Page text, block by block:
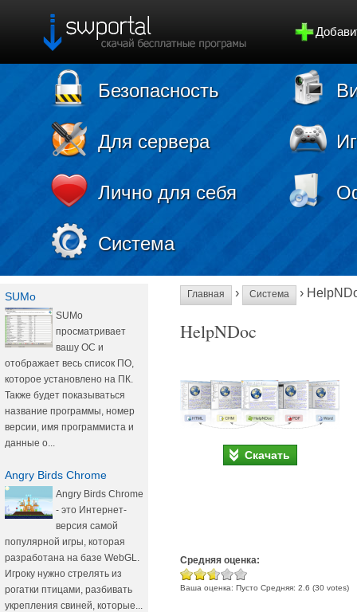
Безопасность
Для сервера
Лично для себя
Система
SUMo
SUMo
просматривает
вашу ОС и
отображает весь список ПО,
которое установлено на ПК.
Также будет показываться
название программы, номер
версии, имя программиста и
данные о...
Angry Birds Chrome
Angry Birds Chrome
- это Интернет-
версия самой
популярной игры, которая
разработана на базе WebGL.
Игроку нужно стрелять из
рогатки птицами, разбивать
укрепления свиней, которые...
Главная › Система ›
HelpNDoc
Скачать
Средняя оценка:
Ваша оценка: Пусто Средняя: 2.6 (30 votes)